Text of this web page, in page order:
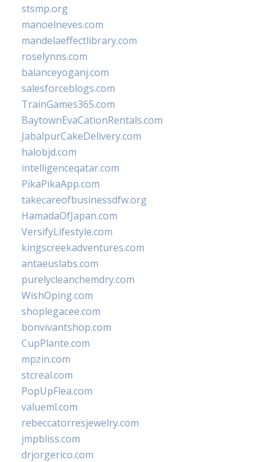
stsmp.org
manoelneves.com
mandelaeffectlibrary.com
roselynns.com
balanceyoganj.com
salesforceblogs.com
TrainGames365.com
BaytownEvaCationRentals.com
JabalpurCakeDelivery.com
halobjd.com
intelligenceqatar.com
PikaPikaApp.com
takecareofbusinessdfw.org
HamadaOfJapan.com
VersifyLifestyle.com
kingscreekadventures.com
antaeuslabs.com
purelycleanchemdry.com
WishOping.com
shoplegacee.com
bonvivantshop.com
CupPlante.com
mpzin.com
stcreal.com
PopUpFlea.com
valueml.com
rebeccatorresjewelry.com
jmpbliss.com
drjorgerico.com